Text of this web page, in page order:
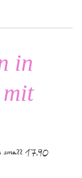
in
small 17,90